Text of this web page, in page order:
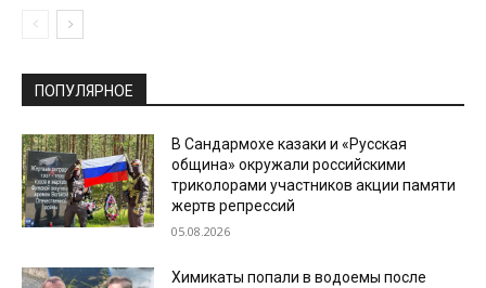
ПОПУЛЯРНОЕ
В Сандармохе казаки и «Русская
община» окружали российскими
триколорами участников акции памяти
жертв репрессий
05.08.2026
Химикаты попали в водоемы после